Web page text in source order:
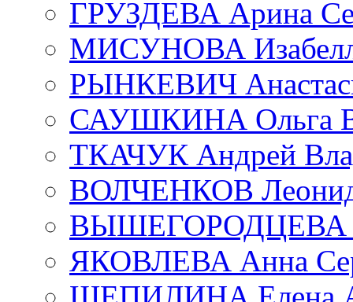
ГРУЗДЕВА Арина
МИСУНОВА
РЫНКЕВИЧ
САУШКИНА Ольга
ТКАЧУК Андрей
ВОЛЧЕНКОВ Леонид
ВЫШЕГОРОДЦЕВА
ЯКОВЛЕВА Анна